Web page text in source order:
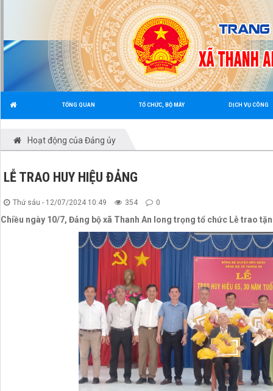
TỔNG QUAN TỔ CHỨC, BỘ MÁY DỊCH VỤ CÔNG
Hoạt động của Đảng ủy
LỄ TRAO HUY HIỆU ĐẢNG
Thứ sáu - 12/07/2024 10:49 354 0
Chiều ngày 10/7, Đảng bộ xã Thanh An long trọng tổ chức Lễ trao